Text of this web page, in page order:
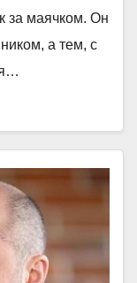
за маячком. Он
а тем, с